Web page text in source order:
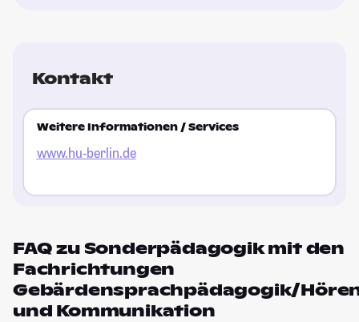
Kontakt
Weitere Informationen / Services
www.hu-berlin.de
FAQ zu Sonderpädagogik mit den
Fachrichtungen
Gebärdensprachpädagogik/
und Kommunikation